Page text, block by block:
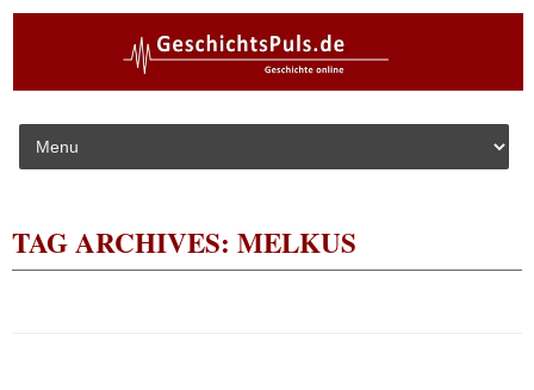
Skip to content
TAG ARCHIVES: MELKUS